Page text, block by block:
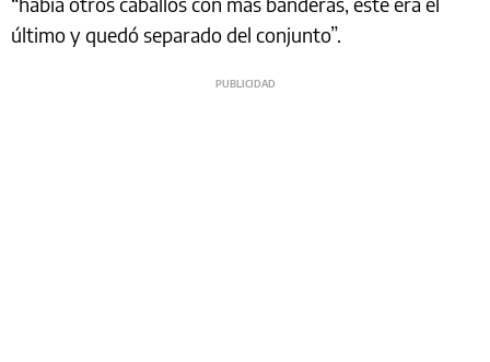
último y quedó separado del conjunto”.